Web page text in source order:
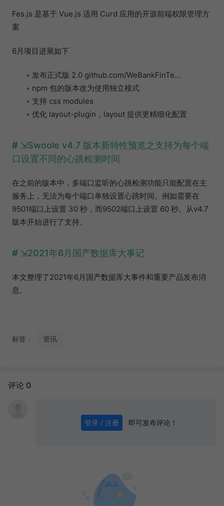
Fes.js 是基于 Vue.js 适用 Curd 应用的开源前端权限管理方
案
6月项目进展如下
发布正式版 2.0 github.com/WeBankFinTe…
npm 包的版本改为使用独立模式
支持 css modules
优化 layout-plugin，layout 提供更精细化配置
Swoole v4.7 版本新特性预览之支持为每个端
口设置不同的心跳检测时间
在之前的版本中，多端口监听的心跳检测功能只能配置在主
服务上，无法为每个端口单独设置心跳时间。例如需要在
9501端口上设置 30 秒，而9502端口上设置 60 秒。从v4.7
版本开始进行了支持。
2021年6月国产数据库大事记
本文整理了2021年6月国产数据库大事件和重要产品发布消
息。
标签： 资讯
评论 0
登录 / 注册 即可发布评论！